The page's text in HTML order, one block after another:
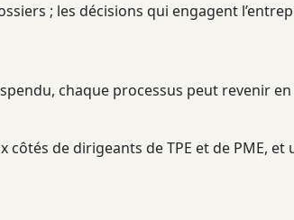
; les décisions qui engagent
chaque processus peut revenir
côtés de dirigeants deTPE et de PME, et